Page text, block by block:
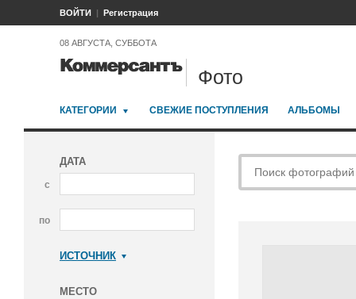
ВОЙТИ Регистрация
08 АВГУСТА, СУББОТА
Фото
КАТЕГОРИИ СВЕЖИЕ ПОСТУПЛЕНИЯ АЛЬБОМЫ
ДАТА
с
по
ИСТОЧНИК
МЕСТО